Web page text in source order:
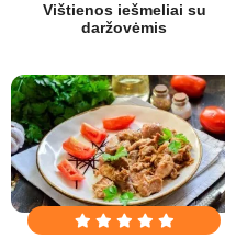
Vištienos iešmeliai su
daržovėmis